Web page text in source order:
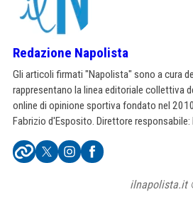
Redazione Napolista
Gli articoli firmati "Napolista" sono a cura
rappresentano la linea editoriale collettiva
online di opinione sportiva fondato nel
Fabrizio d'Esposito. Direttore responsabile:
ilnapolista.it